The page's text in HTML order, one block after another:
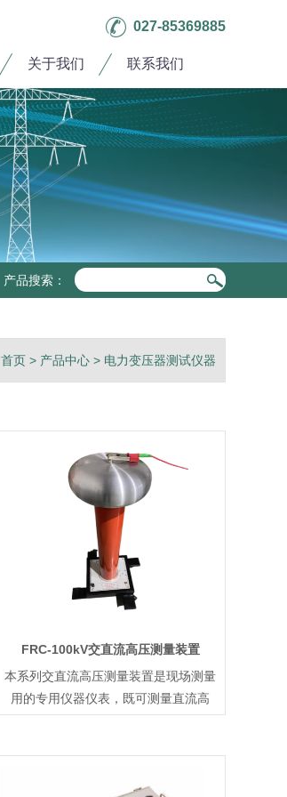
027-85369885
关于我们 联系我们
产品搜索：
首页 > 产品中心 > 电力变压器测试仪器
FRC-100kV交直流高压测量装置
本系列交直流高压测量装置是现场测量
用的专用仪器仪表，既可测量直流高